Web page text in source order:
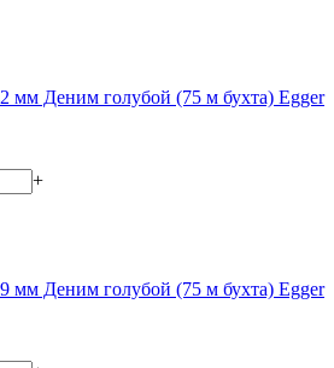
мм Деним голубой (75 м бухта) Egger
+
мм Деним голубой (75 м бухта) Egger